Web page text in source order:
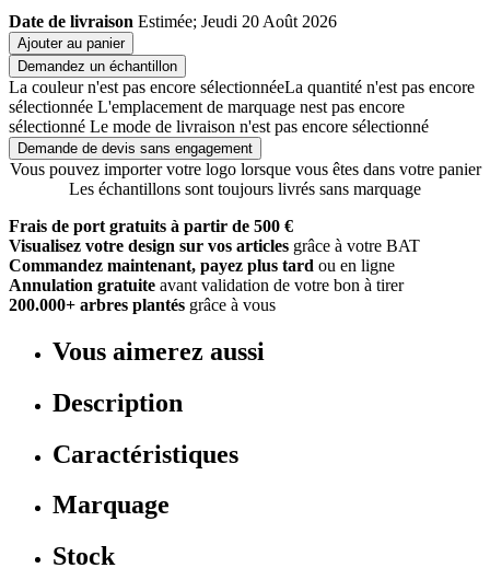
Date de livraison Estimée; Jeudi 20 Août 2026
Ajouter au panier
Demandez un échantillon
La couleur n'est pas encore sélectionnéeLa quantité n'est pas encore
sélectionnée L'emplacement de marquage nest pas encore
sélectionné Le mode de livraison n'est pas encore sélectionné
Demande de devis sans engagement
Vous pouvez importer votre logo lorsque vous êtes dans votre panier
Les échantillons sont toujours livrés sans marquage
Frais de port gratuits à partir de 500 €
Visualisez votre design sur vos articles grâce à votre BAT
Commandez maintenant, payez plus tard ou en ligne
Annulation gratuite avant validation de votre bon à tirer
200.000+ arbres plantés grâce à vous
Vous aimerez aussi
Description
Caractéristiques
Marquage
Stock